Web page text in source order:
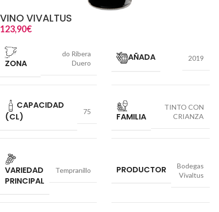
VINO VIVALTUS
123,90€
ZONA
do Ribera
Duero
AÑADA 2019
CAPACIDAD
(CL)
75 FAMILIA
TINTO CON
CRIANZA
VARIEDAD
PRINCIPAL
Tempranillo PRODUCTOR
Bodegas
Vivaltus